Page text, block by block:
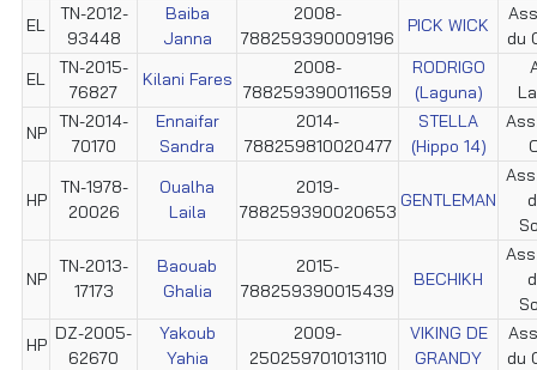
EL
TN-2012-
93448
Baiba
Janna
2008-
788259390009196
PICK WICK
du
EL
TN-2015-
76827
Kilani Fares
2008-
788259390011659
RODRIGO
(Laguna)
NP
TN-2014-
70170
Ennaifar
Sandra
2014-
788259810020477
STELLA
(Hippo 14)
HP
TN-1978-
20026
Oualha
Laila
2019-
788259390020653
GENTLEMAN
NP
TN-2013-
17173
Baouab
Ghalia
2015-
788259390015439
BECHIKH
HP
DZ-2005-
62670
Yakoub
Yahia
2009-
250259701013110
VIKING DE
GRANDY
du